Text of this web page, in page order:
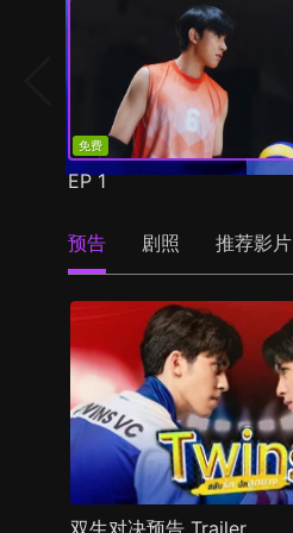
免费
EP1
预告 剧照 推荐影片
双生对决预告 Trailer